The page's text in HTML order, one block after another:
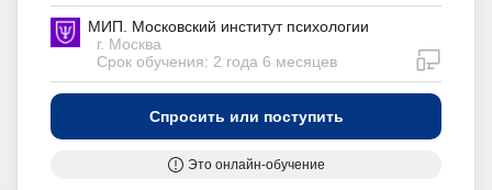
МИП. Московский институт психологии
г. Москва
Срок обучения: 2 года 6 месяцев
Спросить или поступить
Это онлайн-обучение